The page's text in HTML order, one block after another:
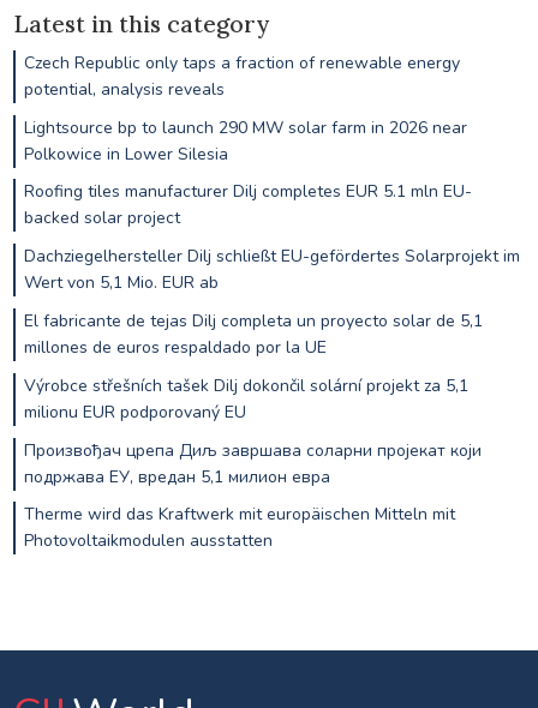
Latest in this category
Czech Republic only taps a fraction of renewable energy
potential, analysis reveals
Lightsource bp to launch 290 MW solar farm in 2026 near
Polkowice in Lower Silesia
Roofing tiles manufacturer Dilj completes EUR 5.1 mln EU-
backed solar project
Dachziegelhersteller Dilj schließt EU-gefördertes Solarprojekt im
Wert von 5,1 Mio. EUR ab
El fabricante de tejas Dilj completa un proyecto solar de 5,1
millones de euros respaldado por la UE
Výrobce střešních tašek Dilj dokončil solární projekt za 5,1
milionu EUR podporovaný EU
Произвођач црепа Диљ завршава соларни пројекат који
подржава ЕУ, вредан 5,1 милион евра
Therme wird das Kraftwerk mit europäischen Mitteln mit
Photovoltaikmodulen ausstatten